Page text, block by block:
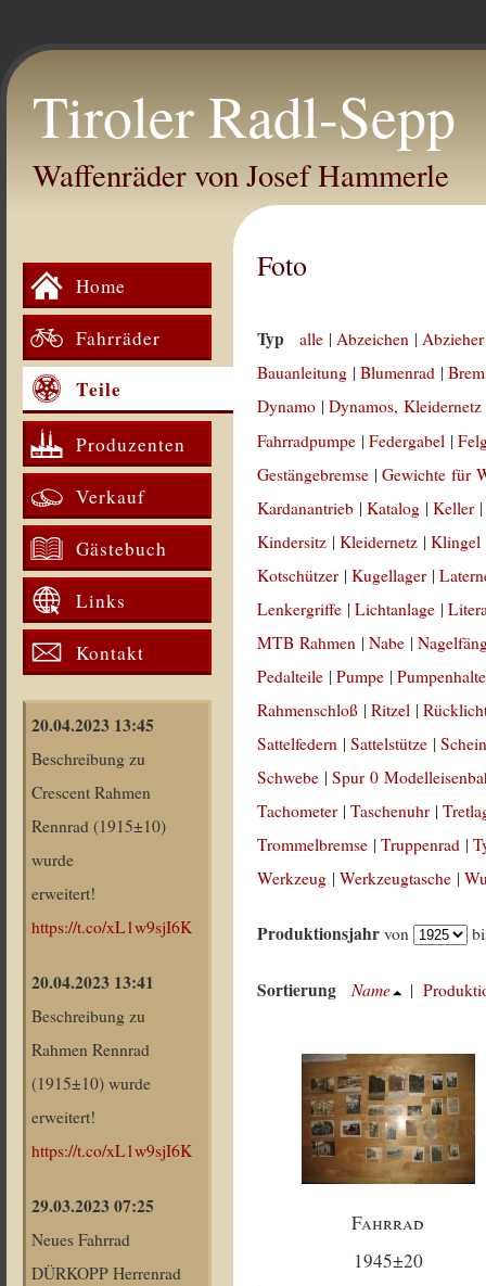
Tiroler Radl-Sepp
Waffenräder von Josef Hammerle
Home
Fahrräder
Teile
Produzenten
Verkauf
Gästebuch
Links
Kontakt
20.04.2023 13:45
Beschreibung zu
Crescent Rahmen
Rennrad (1915±10)
wurde
erweitert!
https://t.co/xL1w9sjI6K
20.04.2023 13:41
Beschreibung zu
Rahmen Rennrad
(1915±10) wurde
erweitert!
https://t.co/xL1w9sjI6K
29.03.2023 07:25
Neues Fahrrad
DÜRKOPP Herrenrad
Foto
Typ alle |Abzeichen |
Bauanleitung |Blumenrad |
Dynamo |Dynamos, Kleidernetz
Fahrradpumpe |Federgabel |
Gestängebremse |Gewichte für
Kardanantrieb |Katalog |Keller
Kindersitz |Kleidernetz |Klingel
Kotschützer |Kugellager |
Lenkergriffe |Lichtanlage |
MTB Rahmen |Nabe |
Pedalteile |Pumpe |
Rahmenschloß |Ritzel |
Sattelfedern |Sattelstütze |
Schwebe |Spur 0
Tachometer |Taschenuhr |
Trommelbremse |Truppenrad |
Werkzeug |Werkzeugtasche |
Produktionsjahr von
Sortierung Name |
Fahrrad
1945±20